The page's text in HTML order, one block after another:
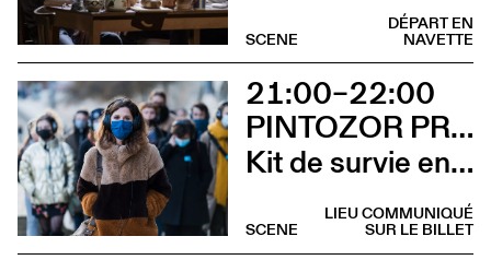
DÉPART EN
NAVETTE
SCENE
21:00–22:00
PINTOZOR PROD. ET MARION THOMAS
Kit de survie en territoire masculiniste
LIEU COMMUNIQUÉ
SUR LE BILLET
SCENE